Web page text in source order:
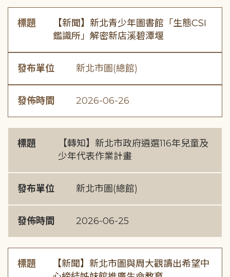
標題
【新聞】新北青少年圖書館「生態CSI
鑑識所」解密新店溪碧潭堰
發布單位 新北市圖(總館)
發佈時間 2026-06-26
標題
【轉知】新北市政府遴選116年兒童及
少年代表作業計畫
發布單位 新北市圖(總館)
發佈時間 2026-06-25
標題
【新聞】新北市圖與周大觀讀出希望中